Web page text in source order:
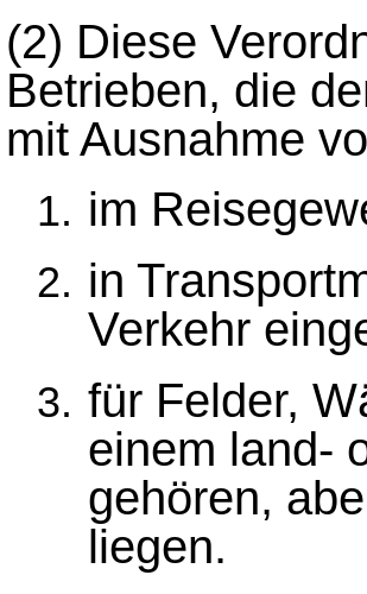
(2) Diese
Betrieben, die
mit Ausnahme
im
in
Verkehr
für Felder,
einem land-
gehören,
liegen.